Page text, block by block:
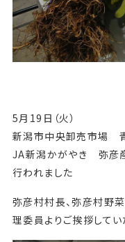
5月19日（火）
新潟市中央卸売市場 青
JA新潟かがやき 弥彦
行われました
弥彦村村長、弥彦村野
理委員よりご挨拶してい